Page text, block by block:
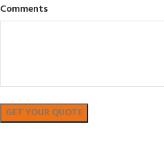
Comments